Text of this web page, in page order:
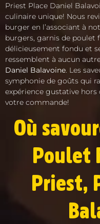
Priest Place Daniel
culinaire unique! Nous
burger en l’associant à
burgers, garnis de
délicieusement fondu et
ressemblent à aucun
Daniel Balavoine. Les
symphonie de goûts qui
expérience gustative hors
votre commande!
Où
Poulet
Priest,